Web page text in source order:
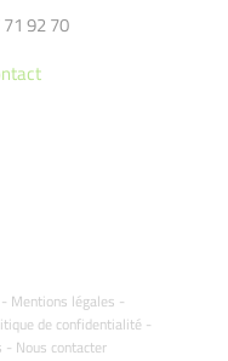
92 70
Mentions légales -
de confidentialité -
- Nous contacter